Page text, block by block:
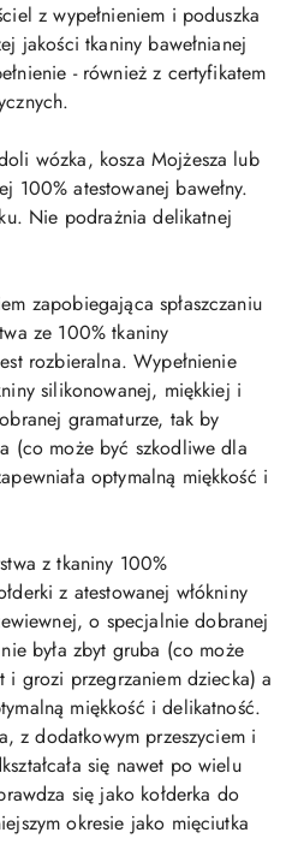
z wypełnieniem i poduszka
jakości tkaniny bawełnianej
- również z certyfikatem
wózka, kosza Mojżesza lub
100% atestowanej bawełny.
Nie podrażnia delikatnej
zapobiegająca spłaszczaniu
ze 100% tkaniny
rozbieralna. Wypełnienie
silikonowanej, miękkiej i
gramaturze, tak by
(co może być szkodliwe dla
optymalną miękkość i
z tkaniny 100%
z atestowanej włókniny
o specjalnie dobranej
była zbyt gruba (co może
i grozi przegrzaniem dziecka) a
miękkość i delikatność.
z dodatkowym przeszyciem i
się nawet po wielu
się jako kołderka do
okresie jako mięciutka